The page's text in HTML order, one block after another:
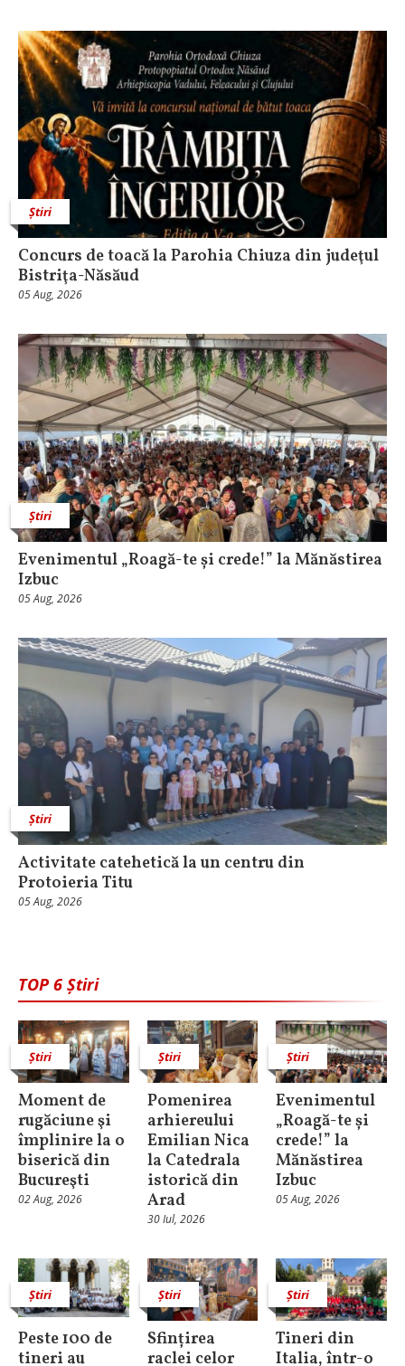
Știri
​Concurs de toacă la Parohia Chiuza din judeţul
Bistriţa-Năsăud
05 Aug, 2026
Știri
Evenimentul „Roagă-te și crede!” la Mănăstirea
Izbuc
05 Aug, 2026
Știri
Activitate catehetică la un centru din
Protoieria Titu
05 Aug, 2026
TOP 6 Știri
Știri
Moment de
rugăciune şi
împlinire la o
biserică din
Bucureşti
02 Aug, 2026
Știri
Pomenirea
arhiereului
Emilian Nica
la Catedrala
istorică din
Arad
30 Iul, 2026
Știri
Evenimentul
„Roagă-te și
crede!” la
Mănăstirea
Izbuc
05 Aug, 2026
Știri
Peste 100 de
tineri au
Știri
Sfințirea
raclei celor
Știri
Tineri din
Italia, într-o